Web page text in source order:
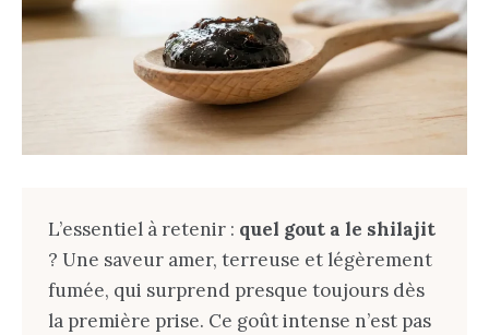
L’essentiel à retenir : quel gout a le shilajit
? Une saveur amer, terreuse et légèrement
fumée, qui surprend presque toujours dès
la première prise. Ce goût intense n’est pas